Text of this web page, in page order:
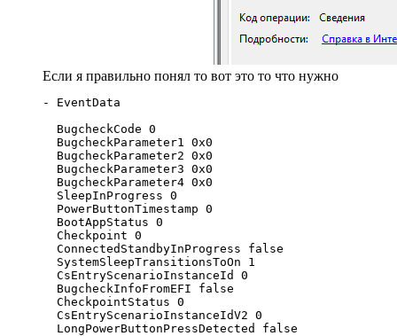
Если я правильно понял то вот это то что нужно
- EventData
  BugcheckCode 0
  BugcheckParameter1 0x0
  BugcheckParameter2 0x0
  BugcheckParameter3 0x0
  BugcheckParameter4 0x0
  SleepInProgress 0
  PowerButtonTimestamp 0
  BootAppStatus 0
  Checkpoint 0
  ConnectedStandbyInProgress false
  SystemSleepTransitionsToOn 1
  CsEntryScenarioInstanceId 0
  BugcheckInfoFromEFI false
  CheckpointStatus 0
  CsEntryScenarioInstanceIdV2 0
  LongPowerButtonPressDetected false